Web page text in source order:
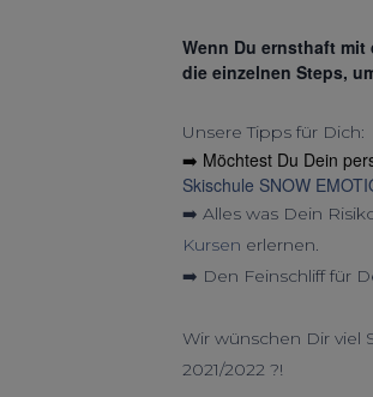
Wenn Du ernsthaft
die einzelnen Steps,
Unsere Tipps für Dich:
➡️ Möchtest Du Dein
Skischule SNOW
➡️ Alles was Dein
Kursen erlernen.
➡️ Den Feinschliff für
Wir wünschen Dir viel
2021/2022 ?!